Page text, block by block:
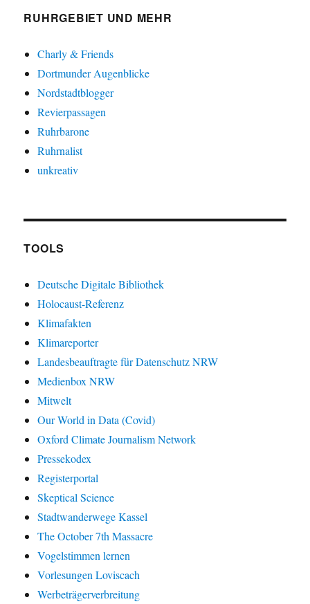
RUHRGEBIET UND MEHR
Charly & Friends
Dortmunder Augenblicke
Nordstadtblogger
Revierpassagen
Ruhrbarone
Ruhrnalist
unkreativ
TOOLS
Deutsche Digitale Bibliothek
Holocaust-Referenz
Klimafakten
Klimareporter
Landesbeauftragte für Datenschutz NRW
Medienbox NRW
Mitwelt
Our World in Data (Covid)
Oxford Climate Journalism Network
Pressekodex
Registerportal
Skeptical Science
Stadtwanderwege Kassel
The October 7th Massacre
Vogelstimmen lernen
Vorlesungen Loviscach
Werbeträgerverbreitung